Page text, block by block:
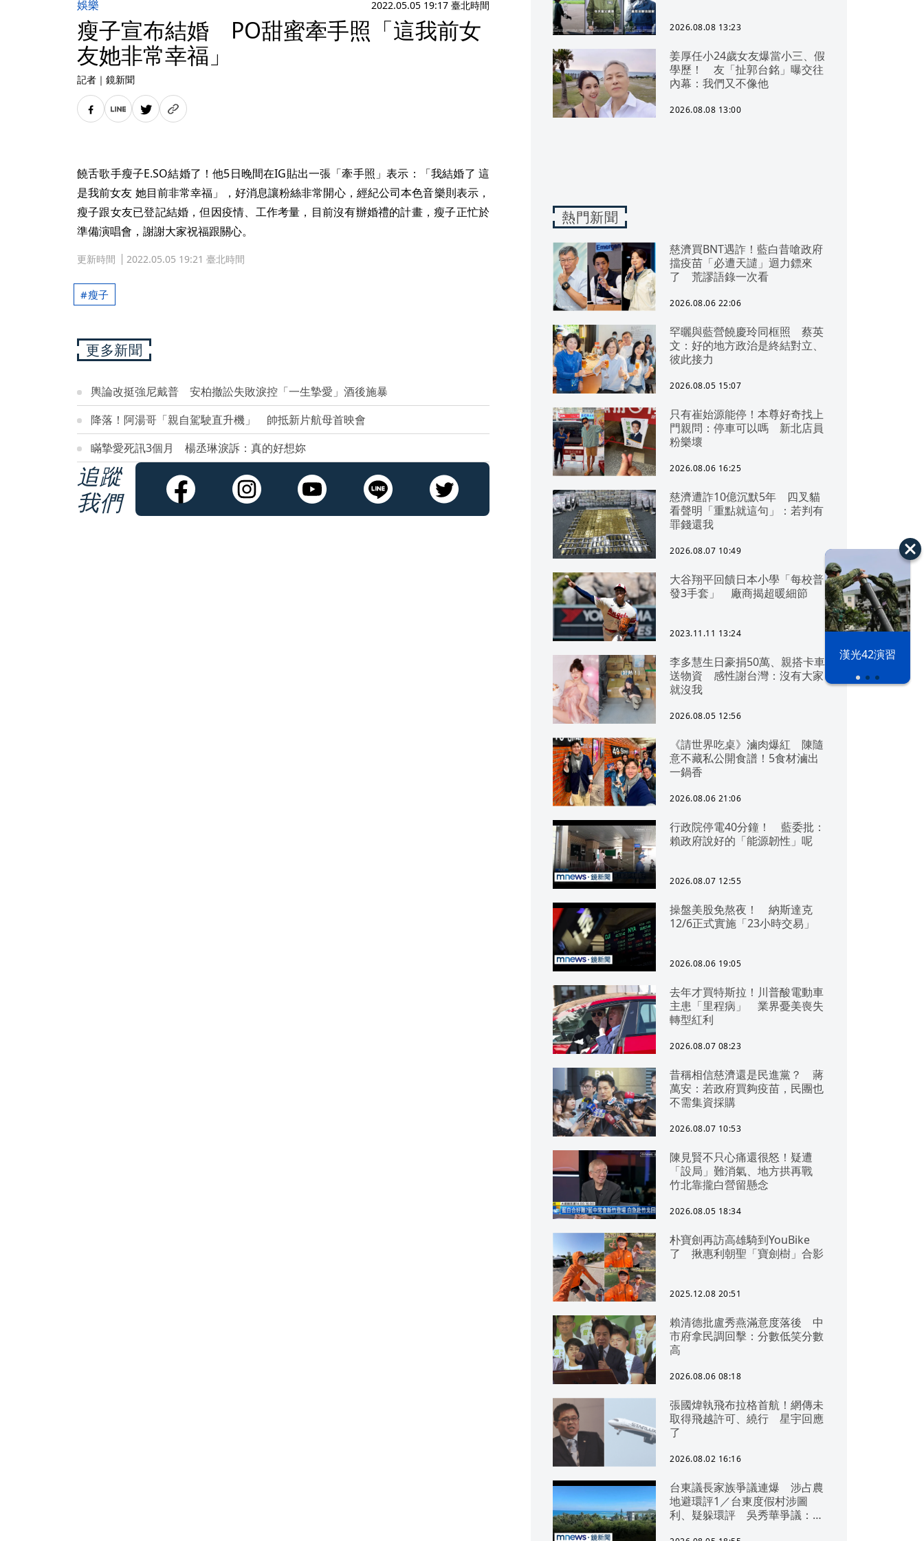
漢光42演習
娛樂 2022.05.05 19:17 臺北時間
瘦子宣布結婚 PO甜蜜牽手照「這我前女
友她非常幸福」
記者 ｜ 鏡新聞
饒舌歌手瘦子E.SO結婚了！他5日晚間在IG貼出一張「牽手照」表示：「我結婚了 這
是我前女友 她目前非常幸福」，好消息讓粉絲非常開心，經紀公司本色音樂則表示，
瘦子跟女友已登記結婚，但因疫情、工作考量，目前沒有辦婚禮的計畫，瘦子正忙於
準備演唱會，謝謝大家祝福跟關心。
更新時間 2022.05.05 19:21 臺北時間
瘦子
更多新聞
輿論改挺強尼戴普 安柏撤訟失敗淚控「一生摯愛」酒後施暴
降落！阿湯哥「親自駕駛直升機」 帥抵新片航母首映會
瞞摯愛死訊3個月 楊丞琳淚訴：真的好想妳
追蹤
我們
2026.08.08 13:23
姜厚任小24歲女友爆當小三、假
學歷！ 友「扯郭台銘」曝交往
內幕：我們又不像他
2026.08.08 13:00
熱門新聞
慈濟買BNT遇詐！藍白昔嗆政府
擋疫苗「必遭天譴」迴力鏢來
了 荒謬語錄一次看
2026.08.06 22:06
罕曬與藍營饒慶玲同框照 蔡英
文：好的地方政治是終結對立、
彼此接力
2026.08.05 15:07
只有崔始源能停！本尊好奇找上
門親問：停車可以嗎 新北店員
粉樂壞
2026.08.06 16:25
慈濟遭詐10億沉默5年 四叉貓
看聲明「重點就這句」：若判有
罪錢還我
2026.08.07 10:49
大谷翔平回饋日本小學「每校普
發3手套」 廠商揭超暖細節
2023.11.11 13:24
李多慧生日豪捐50萬、親搭卡車
送物資 感性謝台灣：沒有大家
就沒我
2026.08.05 12:56
《請世界吃桌》滷肉爆紅 陳隨
意不藏私公開食譜！5食材滷出
一鍋香
2026.08.06 21:06
行政院停電40分鐘！ 藍委批：
賴政府說好的「能源韌性」呢
2026.08.07 12:55
操盤美股免熬夜！ 納斯達克
12/6正式實施「23小時交易」
2026.08.06 19:05
去年才買特斯拉！川普酸電動車
主患「里程病」 業界憂美喪失
轉型紅利
2026.08.07 08:23
昔稱相信慈濟還是民進黨？ 蔣
萬安：若政府買夠疫苗，民團也
不需集資採購
2026.08.07 10:53
陳見賢不只心痛還很怒！疑遭
「設局」難消氣、地方拱再戰
竹北靠攏白營留懸念
2026.08.05 18:34
朴寶劍再訪高雄騎到YouBike
了 揪惠利朝聖「寶劍樹」合影
2025.12.08 20:51
賴清德批盧秀燕滿意度落後 中
市府拿民調回擊：分數低笑分數
高
2026.08.06 08:18
張國煒執飛布拉格首航！網傳未
取得飛越許可、繞行 星宇回應
了
2026.08.02 16:16
台東議長家族爭議連爆 涉占農
地避環評1／台東度假村涉圖
利、疑躲環評 吳秀華爭議：概